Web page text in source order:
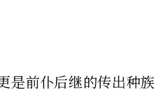
是前仆后继的传出种族